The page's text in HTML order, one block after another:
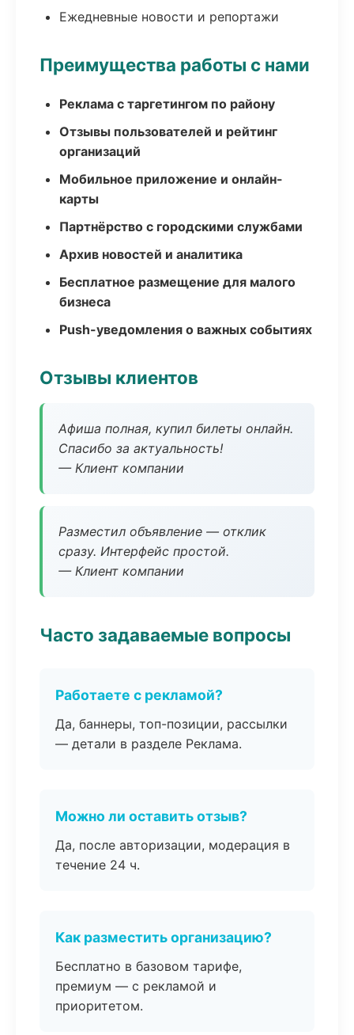
Ежедневные новости и репортажи
Преимущества работы с нами
Реклама с таргетингом по району
Отзывы пользователей и рейтинг
организаций
Мобильное приложение и онлайн-
карты
Партнёрство с городскими службами
Архив новостей и аналитика
Бесплатное размещение для малого
бизнеса
Push-уведомления о важных событиях
Отзывы клиентов
Афиша полная, купил билеты онлайн.
Спасибо за актуальность!
— Клиент компании
Разместил объявление — отклик
сразу. Интерфейс простой.
— Клиент компании
Часто задаваемые вопросы
Работаете с рекламой?
Да, баннеры, топ-позиции, рассылки
— детали в разделе Реклама.
Можно ли оставить отзыв?
Да, после авторизации, модерация в
течение 24 ч.
Как разместить организацию?
Бесплатно в базовом тарифе,
премиум — с рекламой и
приоритетом.